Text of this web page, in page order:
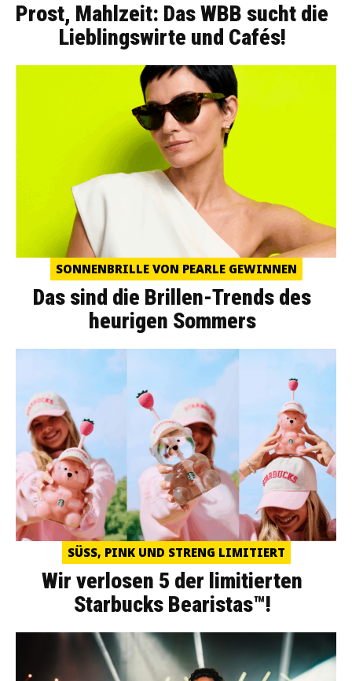
Prost, Mahlzeit: Das WBB sucht die
Lieblingswirte und Cafés!
SONNENBRILLE VON PEARLE GEWINNEN
Das sind die Brillen-Trends des
heurigen Sommers
SÜSS, PINK UND STRENG LIMITIERT
Wir verlosen 5 der limitierten
Starbucks Bearistas™!